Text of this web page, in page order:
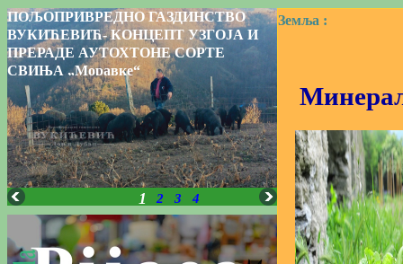
ПОЉОПРИВРЕДНО ГАЗДИНСТВО
ВУКИЋЕВИЋ- КОНЦЕПТ УЗГОЈА И
ПРЕРАДЕ АУТОХТОНЕ СОРТЕ
СВИЊА „Моравке“
1 2 3 4
Земља :